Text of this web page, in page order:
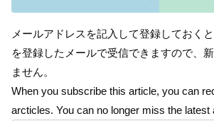
メールアドレスを記入して登録しておく
を登録したメールで受信できますので、
ません。
When you subscribe this article, you can
arcticles. You can no longer miss the latest